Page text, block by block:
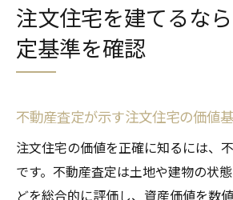
注文住宅を建てるな
定基準を確認
不動産査定が示す注文住宅の価値
注文住宅の価値を正確に知るには、
です。不動産査定は土地や建物の状
どを総合的に評価し、資産価値を数